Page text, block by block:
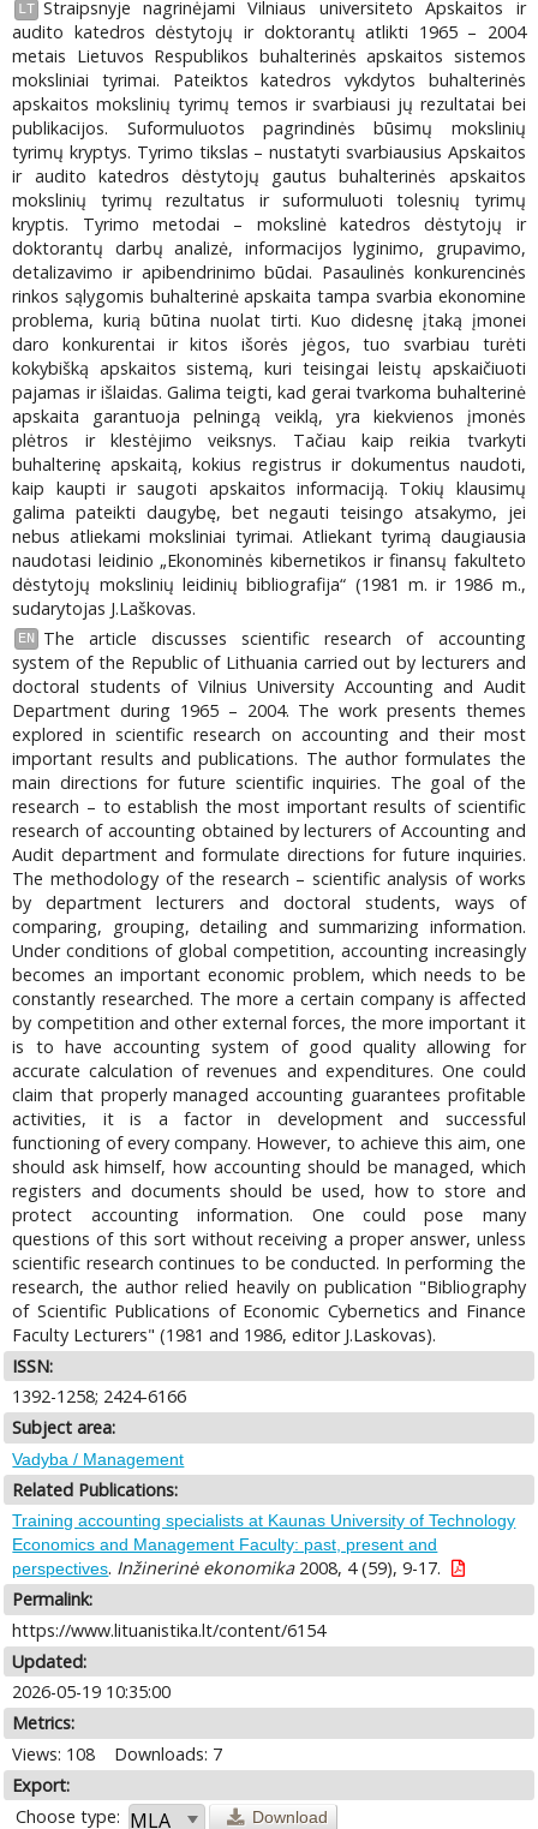
LT Straipsnyje nagrinėjami Vilniaus universiteto Apskaitos ir
audito katedros dėstytojų ir doktorantų atlikti 1965 – 2004
metais Lietuvos Respublikos buhalterinės apskaitos sistemos
moksliniai tyrimai. Pateiktos katedros vykdytos buhalterinės
apskaitos mokslinių tyrimų temos ir svarbiausi jų rezultatai bei
publikacijos. Suformuluotos pagrindinės būsimų mokslinių
tyrimų kryptys. Tyrimo tikslas – nustatyti svarbiausius Apskaitos
ir audito katedros dėstytojų gautus buhalterinės apskaitos
mokslinių tyrimų rezultatus ir suformuluoti tolesnių tyrimų
kryptis. Tyrimo metodai – mokslinė katedros dėstytojų ir
doktorantų darbų analizė, informacijos lyginimo, grupavimo,
detalizavimo ir apibendrinimo būdai. Pasaulinės konkurencinės
rinkos sąlygomis buhalterinė apskaita tampa svarbia ekonomine
problema, kurią būtina nuolat tirti. Kuo didesnę įtaką įmonei
daro konkurentai ir kitos išorės jėgos, tuo svarbiau turėti
kokybišką apskaitos sistemą, kuri teisingai leistų apskaičiuoti
pajamas ir išlaidas. Galima teigti, kad gerai tvarkoma buhalterinė
apskaita garantuoja pelningą veiklą, yra kiekvienos įmonės
plėtros ir klestėjimo veiksnys. Tačiau kaip reikia tvarkyti
buhalterinę apskaitą, kokius registrus ir dokumentus naudoti,
kaip kaupti ir saugoti apskaitos informaciją. Tokių klausimų
galima pateikti daugybę, bet negauti teisingo atsakymo, jei
nebus atliekami moksliniai tyrimai. Atliekant tyrimą daugiausia
naudotasi leidinio „Ekonominės kibernetikos ir finansų fakulteto
dėstytojų mokslinių leidinių bibliografija“ (1981 m. ir 1986 m.,
sudarytojas J.Laškovas.
EN
The article discusses scientific research of accounting
system of the Republic of Lithuania carried out by lecturers and
doctoral students of Vilnius University Accounting and Audit
Department during 1965 – 2004. The work presents themes
explored in scientific research on accounting and their most
important results and publications. The author formulates the
main directions for future scientific inquiries. The goal of the
research – to establish the most important results of scientific
research of accounting obtained by lecturers of Accounting and
Audit department and formulate directions for future inquiries.
The methodology of the research – scientific analysis of works
by department lecturers and doctoral students, ways of
comparing, grouping, detailing and summarizing information.
Under conditions of global competition, accounting increasingly
becomes an important economic problem, which needs to be
constantly researched. The more a certain company is affected
by competition and other external forces, the more important it
is to have accounting system of good quality allowing for
accurate calculation of revenues and expenditures. One could
claim that properly managed accounting guarantees profitable
activities, it is a factor in development and successful
functioning of every company. However, to achieve this aim, one
should ask himself, how accounting should be managed, which
registers and documents should be used, how to store and
protect accounting information. One could pose many
questions of this sort without receiving a proper answer, unless
scientific research continues to be conducted. In performing the
research, the author relied heavily on publication "Bibliography
of Scientific Publications of Economic Cybernetics and Finance
Faculty Lecturers" (1981 and 1986, editor J.Laskovas).
ISSN:
1392-1258; 2424-6166
Subject area:
Vadyba / Management
Related Publications:
Training accounting specialists at Kaunas University of Technology
Economics and Management Faculty: past, present and
perspectives. Inžinerinė ekonomika2008, 4 (59), 9-17.
Permalink:
https://www.lituanistika.lt/content/6154
Updated:
2026-05-19 10:35:00
Metrics:
Views: 108
Downloads: 7
Export:
Choose type:
Download